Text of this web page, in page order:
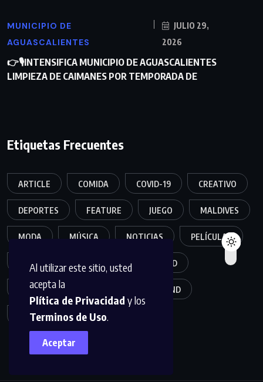
Al utilizar este sitio, usted
acepta la
Plítica de Privacidad y los
Terminos de Uso.
Aceptar
MUNICIPIO DE
AGUASCALIENTES
JULIO 29,
2026
👉🎙INTENSIFICA MUNICIPIO DE AGUASCALIENTES
LIMPIEZA DE CAIMANES POR TEMPORADA DE
Etiquetas Frecuentes
ARTICLE COMIDA COVID-19 CREATIVO
DEPORTES FEATURE JUEGO MALDIVES
MODA MÚSICA NOTICIAS PELÍCULAS
POPULER SALUD SEGURIDAD
TECNOLOGÍA TREND
TRENDING VIDEO